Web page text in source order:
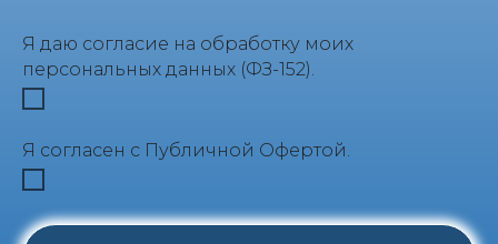
Я даю согласие на обработку моих
персональных данных (ФЗ-152).
Я согласен с Публичной Офертой.